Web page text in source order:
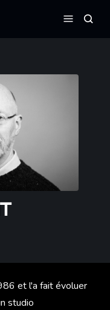
et l'a fait évoluer
studio